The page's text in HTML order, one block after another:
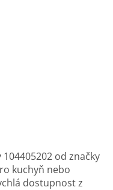
104405202 od značky
kuchyň nebo
dostupnost z